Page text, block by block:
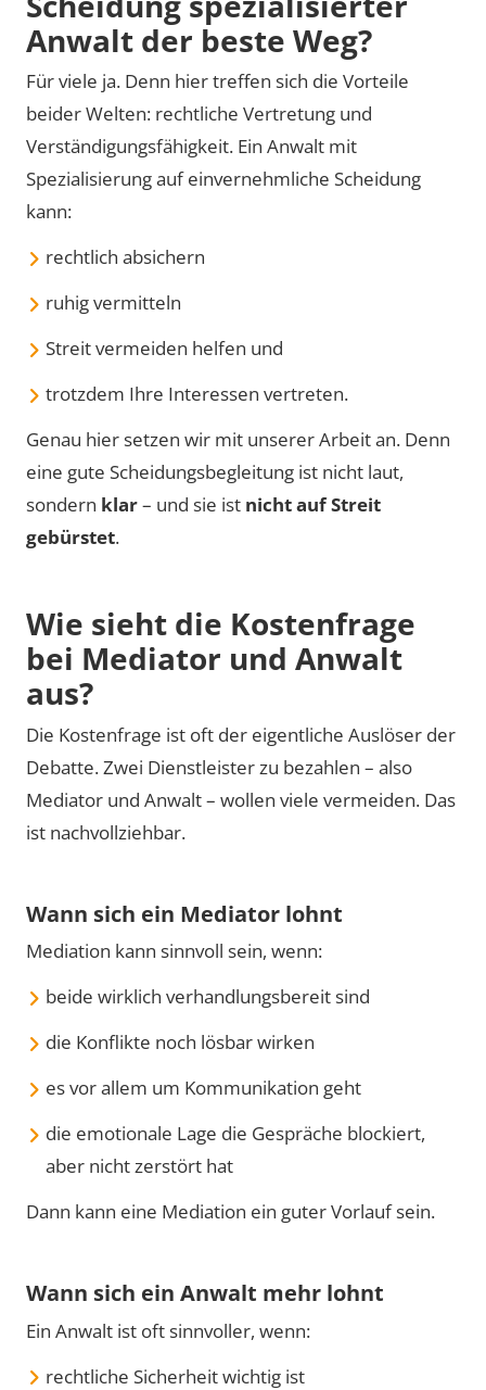
Anwalt der beste Weg?
Für viele ja. Denn hier treffen sich die Vorteile
beider Welten: rechtliche Vertretung und
Verständigungsfähigkeit. Ein Anwalt mit
Spezialisierung auf einvernehmliche Scheidung
kann:
rechtlich absichern
ruhig vermitteln
Streit vermeiden helfen und
trotzdem Ihre Interessen vertreten.
Genau hier setzen wir mit unserer Arbeit an. Denn
eine gute Scheidungsbegleitung ist nicht laut,
sondern klar– und sie ist nicht auf Streit
gebürstet.
Wie sieht die Kostenfrage
bei Mediator und Anwalt
aus?
Die Kostenfrage ist oft der eigentliche Auslöser der
Debatte. Zwei Dienstleister zu bezahlen – also
Mediator und Anwalt – wollen viele vermeiden. Das
ist nachvollziehbar.
Wann sich ein Mediator lohnt
Mediation kann sinnvoll sein, wenn:
beide wirklich verhandlungsbereit sind
die Konflikte noch lösbar wirken
es vor allem um Kommunikation geht
die emotionale Lage die Gespräche blockiert,
aber nicht zerstört hat
Dann kann eine Mediation ein guter Vorlauf sein.
Wann sich ein Anwalt mehr lohnt
Ein Anwalt ist oft sinnvoller, wenn:
rechtliche Sicherheit wichtig ist